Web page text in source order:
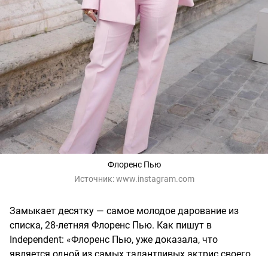
Флоренс Пью
Источник:www.instagram.com
Замыкает десятку — самое молодое дарование из
списка, 28-летняя Флоренс Пью. Как пишут в
Independent: «Флоренс Пью, уже доказала, что